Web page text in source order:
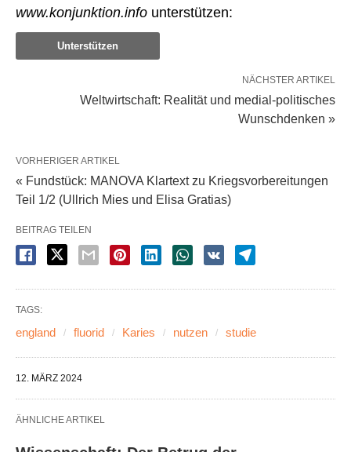
www.konjunktion.info unterstützen:
Unterstützen
NÄCHSTER ARTIKEL
Weltwirtschaft: Realität und medial-politisches
Wunschdenken »
VORHERIGER ARTIKEL
« Fundstück: MANOVA Klartext zu Kriegsvorbereitungen
Teil 1/2 (Ullrich Mies und Elisa Gratias)
BEITRAG TEILEN
TAGS:
england fluorid Karies nutzen studie
12. MÄRZ 2024
ÄHNLICHE ARTIKEL